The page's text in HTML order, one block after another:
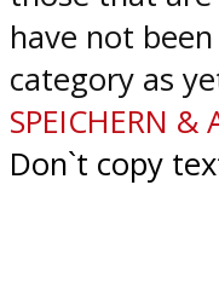
have not
category as
SPEICHERN &
Don`t copy